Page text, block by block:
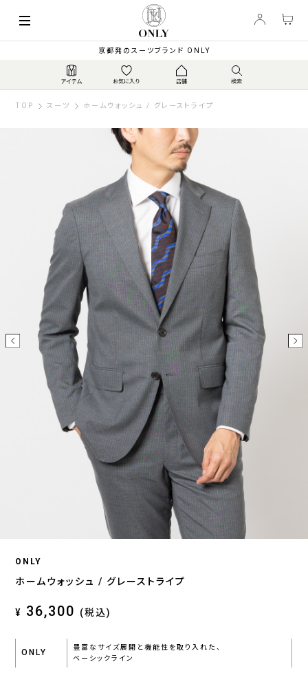
京都発のスーツブランド ONLY
TOP スーツ ホームウォッシュ / グレーストライプ
ONLY
ホームウォッシュ / グレーストライプ
¥ 36,300 (税込)
ONLY
豊富なサイズ展開と機能性を取り入れた、
ベーシックライン